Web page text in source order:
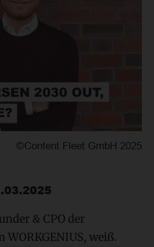
©Content Fleet GmbH 2025
& CPO der
weiß.